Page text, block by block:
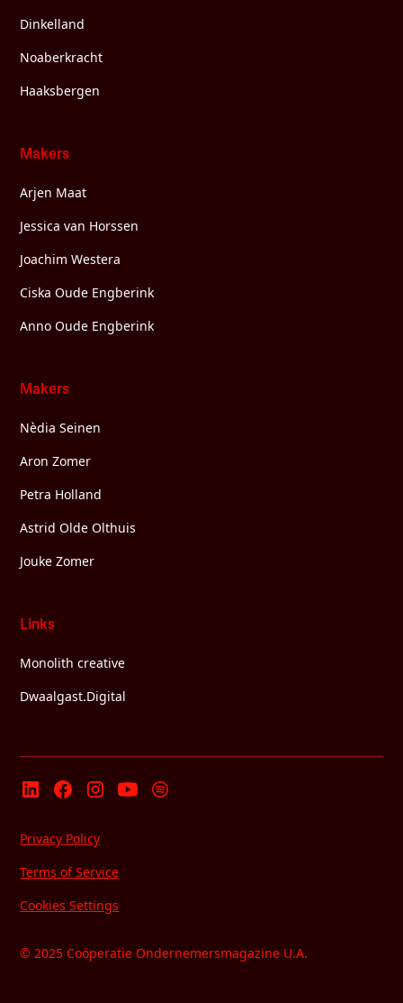
Dinkelland
Noaberkracht
Haaksbergen
Makers
Arjen Maat
Jessica van Horssen
Joachim Westera
Ciska Oude Engberink
Anno Oude Engberink
Makers
Nèdia Seinen
Aron Zomer
Petra Holland
Astrid Olde Olthuis
Jouke Zomer
Links
Monolith creative
Dwaalgast.Digital
© 2025 Coöperatie Ondernemersmagazine U.A.
Privacy Policy
Terms of Service
Cookies Settings